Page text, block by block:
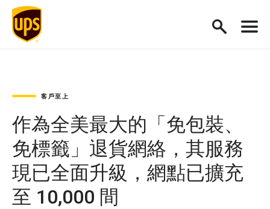
客戶至上
作為全美最大的「免包裝、
免標籤」退貨網絡，其服務
現已全面升級，網點已擴充
至 10,000 間